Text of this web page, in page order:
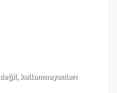
kullanmayanları